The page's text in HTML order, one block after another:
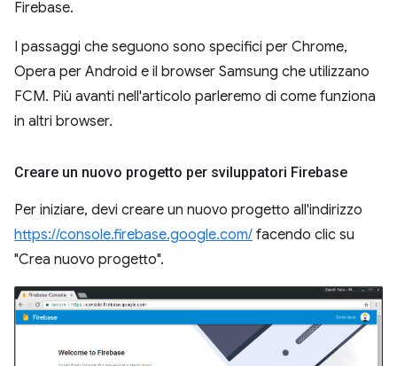
Firebase.
I passaggi che seguono sono specifici per Chrome,
Opera per Android e il browser Samsung che utilizzano
FCM. Più avanti nell'articolo parleremo di come funziona
in altri browser.
Creare un nuovo progetto per sviluppatori Firebase
Per iniziare, devi creare un nuovo progetto all'indirizzo
https://console.firebase.google.com/ facendo clic su
"Crea nuovo progetto".